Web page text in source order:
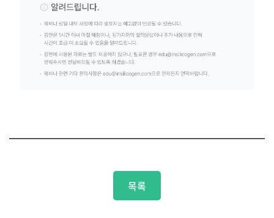
목록